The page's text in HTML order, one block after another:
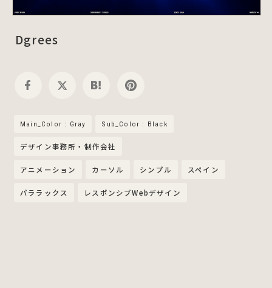
Dgrees
Main_Color : Gray Sub_Color : Black
デザイン事務所・制作会社
アニメーション カーソル シンプル スペイン
パララックス レスポンシブWebデザイン